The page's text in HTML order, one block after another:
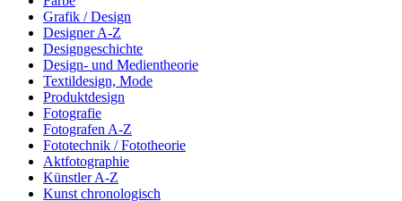
Grafik / Design
Designer A-Z
Designgeschichte
Design- und Medientheorie
Textildesign, Mode
Produktdesign
Fotografie
Fotografen A-Z
Fototechnik / Fototheorie
Aktfotographie
Künstler A-Z
Kunst chronologisch